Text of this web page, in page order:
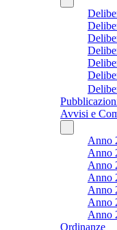
Avvisi e
Anno
Anno
Anno
Anno
Anno
Anno
Anno
Ordinanze